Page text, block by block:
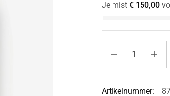
Je mist €150,00
Artikelnummer: